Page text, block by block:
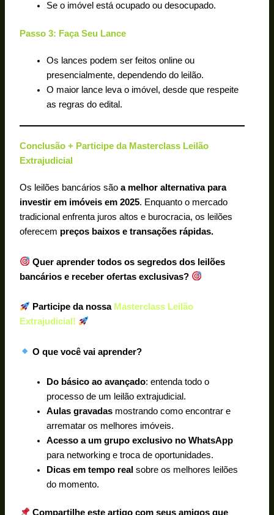
Se o imóvel está ocupado ou desocupado.
Passo 3: Faça Seu Lance
Os lances podem ser feitos online ou
presencialmente, dependendo do leilão.
O maior lance leva o imóvel, desde que respeite
as regras do edital.
Conclusão + Participe da Masterclass Leilão
Extrajudicial
Os leilões bancários sãoa melhor alternativa para
investir em imóveis em 2025. Enquanto o mercado
tradicional enfrenta juros altos e burocracia, os leilões
oferecem preços baixos e transações rápidas.
Quer aprender todos os segredos dos leilões
bancários e receber ofertas exclusivas?
Participe da nossa Masterclass Leilão
Extrajudicial!
O que você vai aprender?
Do básico ao avançado: entenda todo o
processo de um leilão extrajudicial.
Aulas gravadas mostrando como encontrar e
arrematar os melhores imóveis.
Acesso a um grupo exclusivo no WhatsApp
para networking e troca de oportunidades.
Dicas em tempo real sobre os melhores leilões
do momento.
Compartilhe este artigo com seus amigos que